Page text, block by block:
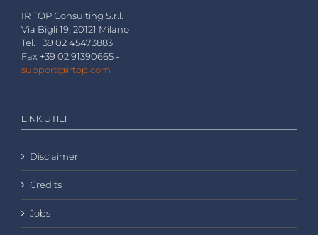
IR TOP Consulting S.r.l.
Via Bigli 19, 20121 Milano
Tel. +39 02 45473883
Fax +39 02 91390665 -
support@irtop.com
LINK UTILI
Disclaimer
Credits
Jobs